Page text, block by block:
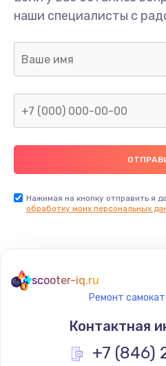
наши специалисты с
Нажимая на кнопку отправить я
обработку моих персональных
scooter-iq.ru
Ремонт
Контактная
+7 (846)